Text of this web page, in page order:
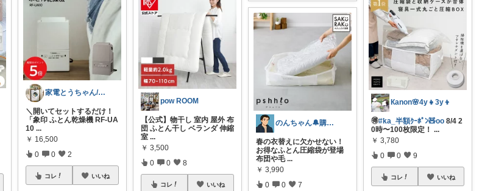
家電とうちゃん/2児のパパ✨️購入感謝！
​＼開いてセットするだけ！
「象印 ふとん乾燥機 RF-UA
10 ...
￥ 16,500
0 0 2
コレ いいね
pow ROOM
【公式】物干し 室内 屋外 布
団 ふとん干し ベランダ 伸縮
室 ...
￥ 3,500
0 0 8
コレ いいね
のんちゃん🔔購入感謝です✨
春の衣替えに欠かせない！
お得なふとん圧縮袋が登場
布団や毛 ...
￥ 3,990
0 0 7
Кanon🌸4y👧3y👦
🉐#ka_半額ｸｰﾎﾟﾝ🧸oo 8/4 2
0時〜100枚限定！ ...
￥ 3,780
0 0 9
コレ いいね